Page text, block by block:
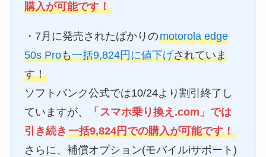
購入が可能です！
・7月に発売されたばかりのmotorola edge
50s Proも一括9,824円に値下げされていま
す！
ソフトバンク公式では10/24より割引終了し
ていますが、
「 スマホ乗り換え.com 」では
引き続き一括9,824円での購入が可能です！
さらに、補償オプション(モバイルiサポート)